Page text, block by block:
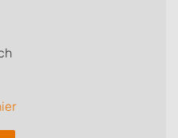
Zoek dan in